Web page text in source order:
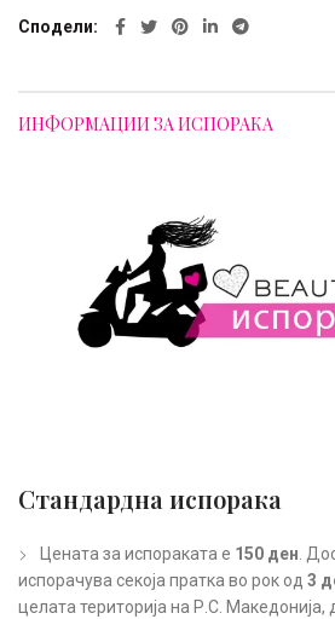
Сподели
ИНФОРМАЦИИ ЗА ИСПОРАКА
Стандардна испорака
Цената за испораката е 150 ден .
испорачува секоја пратка во рок од 3
целата територија на Р.С. Македонија,